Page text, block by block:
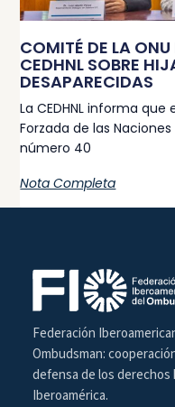
COMITÉ DE LA
CEDHNL SOBRE
DESAPARECIDAS
La CEDHNL informa
Forzada de las
número 40
Nota Completa
Federación
Ombudsman:
defensa de los derechos
Iberoamérica.